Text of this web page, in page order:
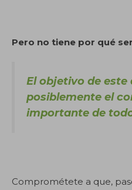
Pero no tiene por qué
El objetivo de
posiblemente el
importante de
Comprométete a que,